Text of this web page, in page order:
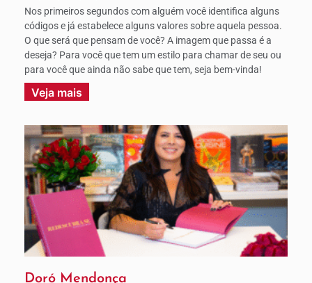
Nos primeiros segundos com alguém você identifica alguns
códigos e já estabelece alguns valores sobre aquela pessoa.
O que será que pensam de você? A imagem que passa é a
deseja? Para você que tem um estilo para chamar de seu ou
para você que ainda não sabe que tem, seja bem-vinda!
Veja mais
Doró Mendonça